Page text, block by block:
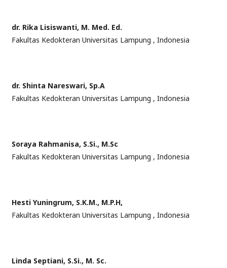
dr. Rika Lisiswanti, M. Med. Ed.
Fakultas Kedokteran Universitas Lampung , Indonesia
dr. Shinta Nareswari, Sp.A
Fakultas Kedokteran Universitas Lampung , Indonesia
Soraya Rahmanisa, S.Si., M.Sc
Fakultas Kedokteran Universitas Lampung , Indonesia
Hesti Yuningrum, S.K.M., M.P.H,
Fakultas Kedokteran Universitas Lampung , Indonesia
Linda Septiani, S.Si., M. Sc.